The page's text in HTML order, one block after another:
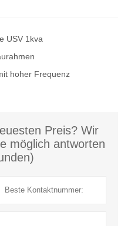
USV 1kva
hoher Frequenz
Preis? Wir
möglich antworten